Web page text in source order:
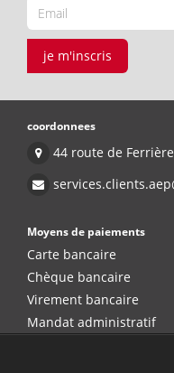
je m'inscris
coordonnees
44 route de
Moyens de paiements
Carte bancaire
Chèque bancaire
Virement bancaire
Mandat administratif